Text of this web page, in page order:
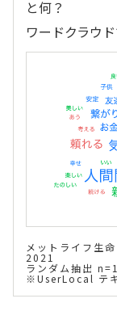
と何？
ワードクラウ
メットライフ生
2021
ランダム抽出
※UserLocal テ